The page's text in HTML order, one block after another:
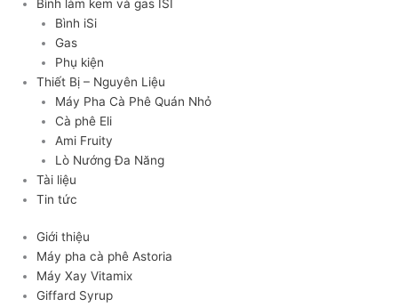
Bình làm kem và gas ISI
Bình iSi
Gas
Phụ kiện
Thiết Bị – Nguyên Liệu
Máy Pha Cà Phê Quán Nhỏ
Cà phê Eli
Ami Fruity
Lò Nướng Đa Năng
Tài liệu
Tin tức
Giới thiệu
Máy pha cà phê Astoria
Máy Xay Vitamix
Giffard Syrup